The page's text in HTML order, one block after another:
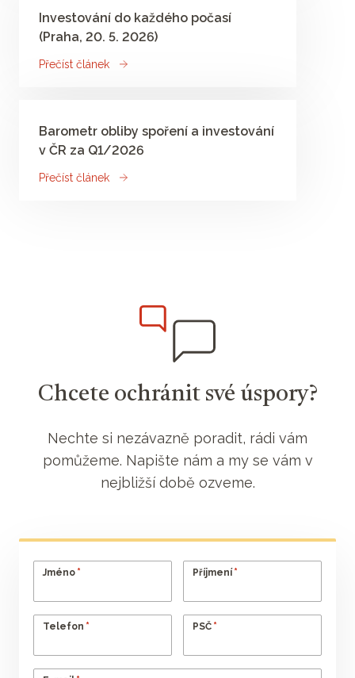
Investování do každého počasí​
(Praha, 20. 5. 2026)
Přečíst článek
Barometr obliby spoření a investování
v ČR za Q1/2026
Přečíst článek
Chcete ochránit své úspory?
Nechte si nezávazně poradit, rádi vám
pomůžeme. Napište nám a my se vám v
nejbližší době ozveme.
Jméno * Příjmení *
Telefon * PSČ *